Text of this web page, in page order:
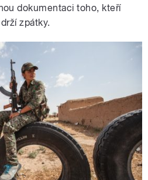
dokumentaci toho, kteří
zpátky.